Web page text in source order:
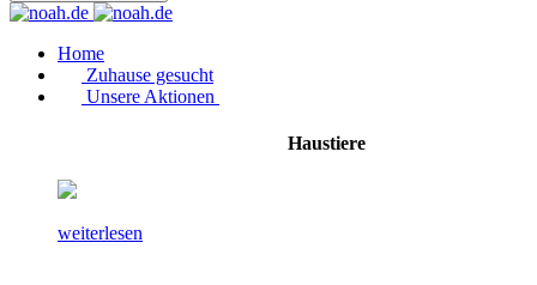
Home
Zuhause gesucht
Unsere Aktionen
Haustiere
weiterlesen